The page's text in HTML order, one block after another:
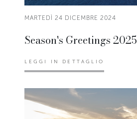
MARTEDÌ 24 DICEMBRE 2024
Season's Greetings 2025
LEGGI IN DETTAGLIO